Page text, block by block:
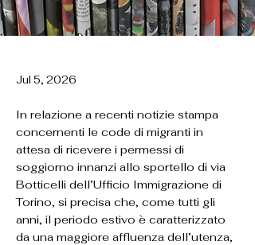
Jul 5, 2026
In relazione a recenti notizie stampa
concernenti le code di migranti in
attesa di ricevere i permessi di
soggiorno innanzi allo sportello di via
Botticelli dell’Ufficio Immigrazione di
Torino, si precisa che, come tutti gli
anni, il periodo estivo è caratterizzato
da una maggiore affluenza dell’utenza,